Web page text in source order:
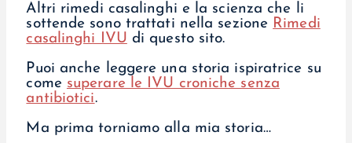
Altri rimedi casalinghi e la scienza che li
sottende sono trattati nella sezione Rimedi
casalinghi IVU di questo sito.
Puoi anche leggere una storia ispiratrice su
come superare le IVU croniche senza
antibiotici.
Ma prima torniamo alla mia storia…